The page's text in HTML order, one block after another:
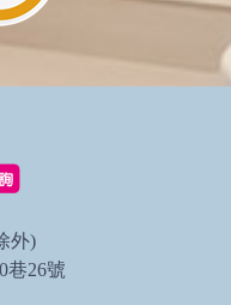
棟人數少的話怎麼算
外)
巷26號